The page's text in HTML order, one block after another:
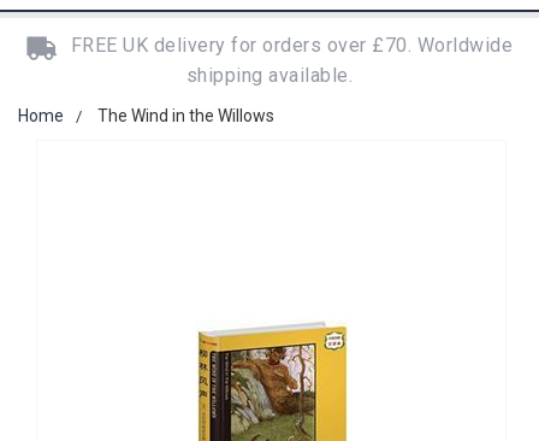
FREE UK delivery for orders over £70. Worldwide
shipping available.
Home The Wind in the Willows